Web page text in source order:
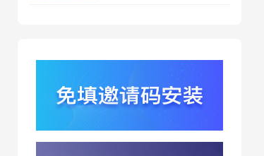
行云科技算力订单超154
亿？底座产能扩张激活
AI应用多终端流转新周
2026-08-04
苹果带摄像头的 AirPods